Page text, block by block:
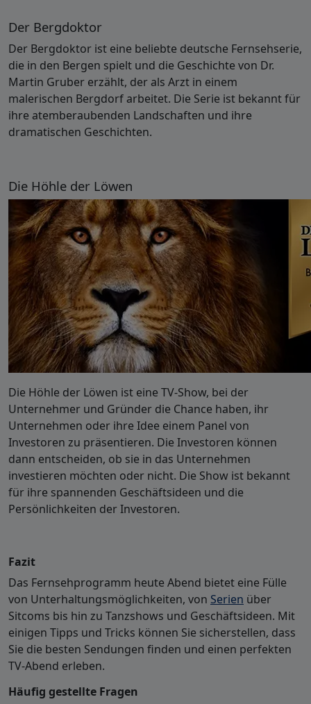
Der Bergdoktor
Der Bergdoktor ist eine beliebte deutsche Fernsehserie,
die in den Bergen spielt und die Geschichte von Dr.
Martin Gruber erzählt, der als Arzt in einem
malerischen Bergdorf arbeitet. Die Serie ist bekannt für
ihre atemberaubenden Landschaften und ihre
dramatischen Geschichten.
Die Höhle der Löwen
Die Höhle der Löwen ist eine TV-Show, bei der
Unternehmer und Gründer die Chance haben, ihr
Unternehmen oder ihre Idee einem Panel von
Investoren zu präsentieren. Die Investoren können
dann entscheiden, ob sie in das Unternehmen
investieren möchten oder nicht. Die Show ist bekannt
für ihre spannenden Geschäftsideen und die
Persönlichkeiten der Investoren.
Fazit
Das Fernsehprogramm heute Abend bietet eine Fülle
von Unterhaltungsmöglichkeiten, von Serien über
Sitcoms bis hin zu Tanzshows und Geschäftsideen. Mit
einigen Tipps und Tricks können Sie sicherstellen, dass
Sie die besten Sendungen finden und einen perfekten
TV-Abend erleben.
Häufig gestellte Fragen